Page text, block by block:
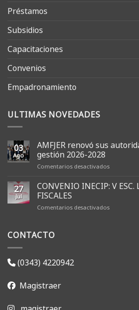
Préstamos
Subsidios
Capacitaciones
Convenios
Empadronamiento
ULTIMAS NOVEDADES
03
Ago
AMFJER renovó sus
gestión 2026-2028
Comentarios desactivadosen
renovó
sus
y
27
Jul
CONVENIO INECIP: V
FISCALES
Comentarios desactivadosen
CONTACTO
(0343) 4220942
Magistraer